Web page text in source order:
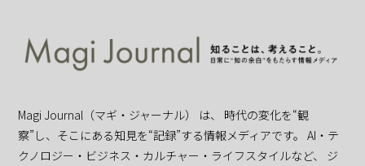
Magi Journal（マギ・ジャーナル） は、 時代の変化を“観
察”し、そこにある知見を“記録”する情報メディアです。 AI・テ
クノロジー・ビジネス・カルチャー・ライフスタイルなど、 ジ